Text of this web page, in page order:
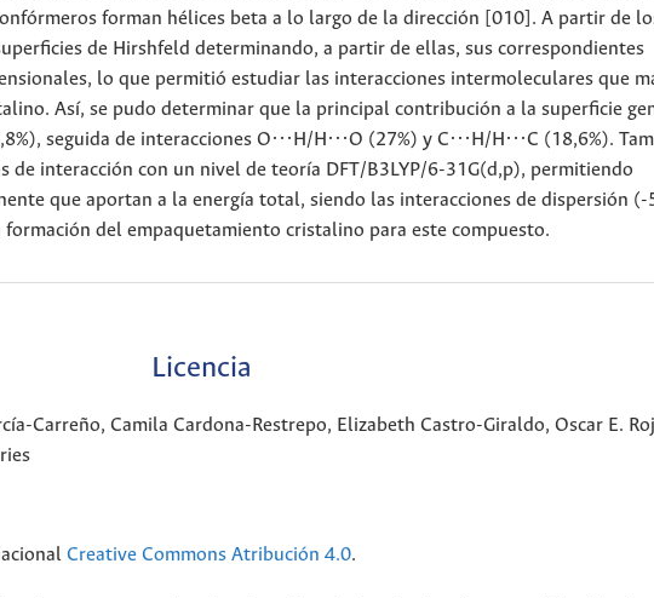
forman hélices beta a lo largo de la dirección [010]. A partir de
de Hirshfeld determinando, a partir de ellas, sus correspondientes
lo que permitió estudiar las interacciones intermoleculares que
Así, se pudo determinar que la principal contribución a la superficie
seguida de interacciones O···H/H···O (27%) y C···H/H···C (18,6%).
de interacción con un nivel de teoría DFT/B3LYP/6-31G(d,p), permitiendo
que aportan a la energía total, siendo las interacciones de dispersión (-
del empaquetamiento cristalino para este compuesto.
Licencia
Carreño, Camila Cardona-Restrepo, Elizabeth Castro-Giraldo, Oscar E.
Creative Commons Atribución 4.0.